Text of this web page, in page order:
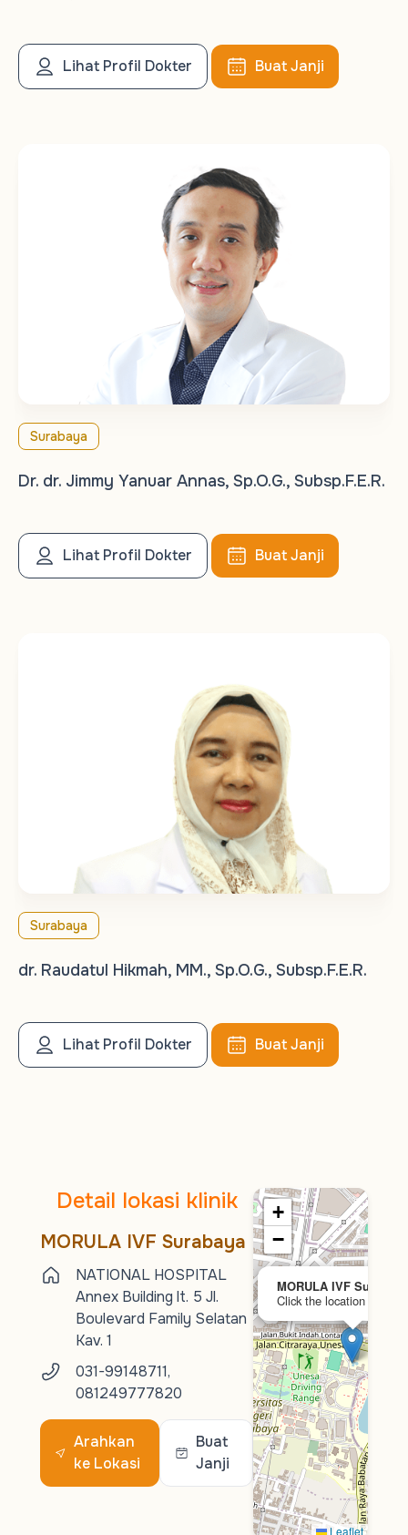
Lihat Profil Dokter Buat Janji
Surabaya
Dr. dr. Jimmy Yanuar Annas, Sp.O.G., Subsp.F.E.R.
Lihat Profil Dokter Buat Janji
Surabaya
dr. Raudatul Hikmah, MM., Sp.O.G., Subsp.F.E.R.
Lihat Profil Dokter Buat Janji
Detail lokasi klinik
MORULA IVF Surabaya
NATIONAL HOSPITAL
Annex Building lt. 5 Jl.
Boulevard Family Selatan
Kav. 1
031-99148711,
081249777820
Arahkan
ke Lokasi
Buat
Janji
MORULA IVF Surabaya
Click the location to
+
−
Leaflet